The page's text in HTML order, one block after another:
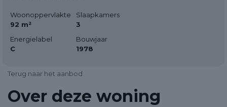
Woonoppervlakte
92 m²
Slaapkamers
3
Energielabel
C
Bouwjaar
1978
Terug naar het aanbod
Over deze woning